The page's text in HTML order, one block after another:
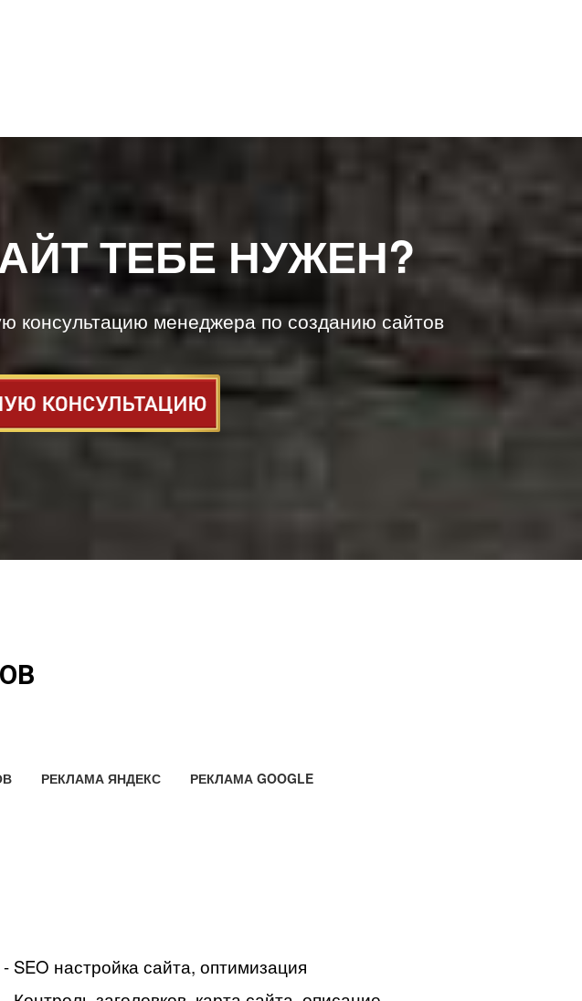
ТЕБЕ НУЖЕН?
консультацию менеджера по созданию сайтов
РЕКЛАМА ЯНДЕКС РЕКЛАМА GOOGLE
- SEO настройка сайта, оптимизация